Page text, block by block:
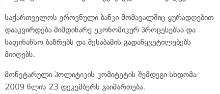
საქართველოს ეროვნული ბანკი მომავალშიც ყურადღებით
დააკვირდება მიმდინარე ეკონომიკურ პროცესებსა და
საფინანსო ბაზრებს და შესაბამის გადაწყვეტილებებს
მიიღებს.
მონეტარული პოლიტიკის კომიტეტის შემდეგი სხდომა
2009 წლის 23 დეკემბერს გაიმართება.